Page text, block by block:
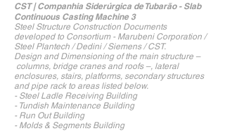
CST | Companhia Siderúrgica de Tubarão - Slab
Continuous Casting Machine 3
Steel Structure Construction Documents
developed to Consortium - Marubeni Corporation /
Steel Plantech / Dedini / Siemens / CST.
Design and Dimensioning of the main structure –
columns, bridge cranes and roofs –, lateral
enclosures, stairs, platforms, secondary structures
and pipe rack to areas listed below.
- Steel Ladle Receiving Building
- Tundish Maintenance Building
- Run Out Building
- Molds & Segments Building